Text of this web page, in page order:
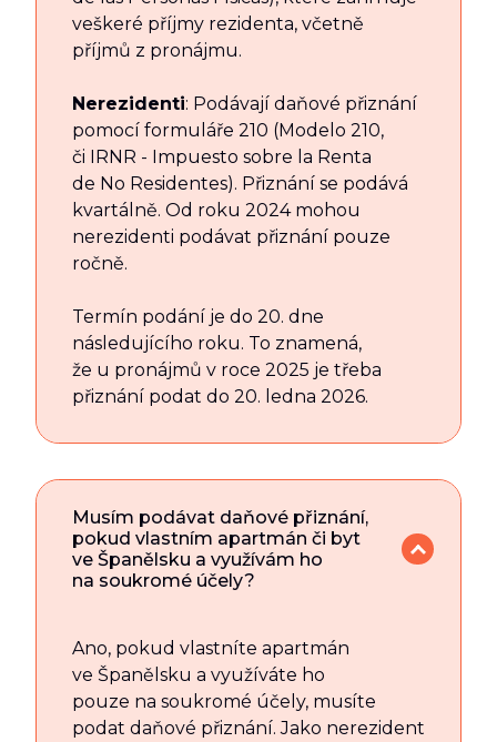
veškeré příjmy rezidenta, včetně
příjmů z pronájmu.
Nerezidenti: Podávají daňové přiznání
pomocí formuláře 210 (Modelo 210,
či IRNR - Impuesto sobre la Renta
de No Residentes). Přiznání se podává
kvartálně. Od roku 2024 mohou
nerezidenti podávat přiznání pouze
ročně.
Termín podání je do 20. dne
následujícího roku. To znamená,
že u pronájmů v roce 2025 je třeba
přiznání podat do 20. ledna 2026.
Musím podávat daňové přiznání,
pokud vlastním apartmán či byt
ve Španělsku a využívám ho
na soukromé účely?
Ano, pokud vlastníte apartmán
ve Španělsku a využíváte ho
pouze na soukromé účely, musíte
podat daňové přiznání. Jako nerezident